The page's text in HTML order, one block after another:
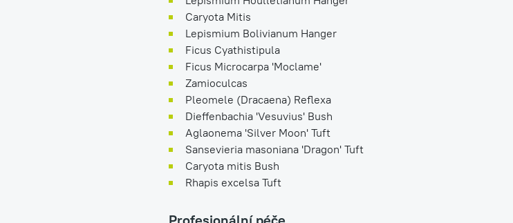
Caryota Mitis
Lepismium Bolivianum Hanger
Ficus Cyathistipula
Ficus Microcarpa 'Moclame'
Zamioculcas
Pleomele (Dracaena) Reflexa
Dieffenbachia 'Vesuvius' Bush
Aglaonema 'Silver Moon' Tuft
Sansevieria masoniana 'Dragon' Tuft
Caryota mitis Bush
Rhapis excelsa Tuft